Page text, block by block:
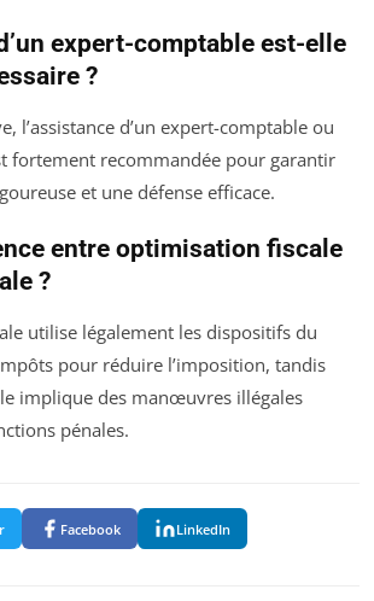
expert-comptable est-elle
?
l’assistance d’un expert-comptable ou
fortement recommandée pour garantir
et une défense efficace.
entre optimisation fiscale
?
utilise légalement les dispositifs du
pour réduire l’imposition, tandis
implique des manœuvres illégales
pénales.
Facebook LinkedIn